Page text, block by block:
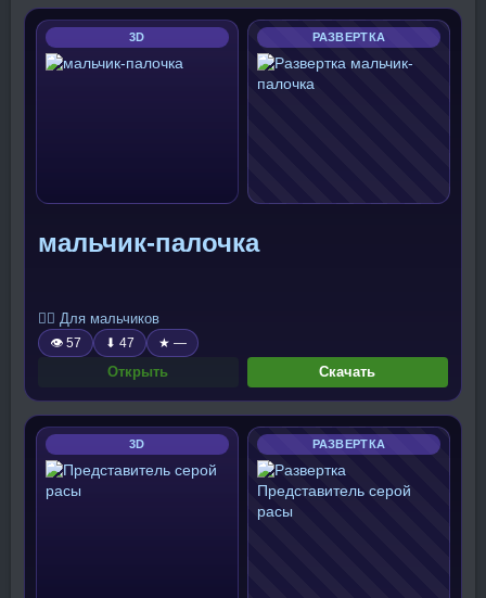
3D РАЗВЕРТКА
мальчик-палочка
🧍‍♂️ Для мальчиков
👁 57 ⬇ 47 ★ —
Открыть Скачать
3D РАЗВЕРТКА